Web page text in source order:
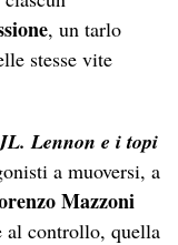
, un tarlo
stesse vite
Lennon e i topi
a muoversi, a
Mazzoni
al controllo, quella